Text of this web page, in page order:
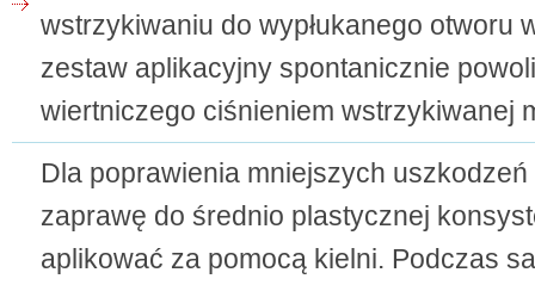
wstrzykiwaniu do wypłukanego otworu
zestaw aplikacyjny spontanicznie
wiertniczego ciśnieniem wstrzykiwanej
Dla poprawienia mniejszych
zaprawę do średnio plastycznej
aplikować za pomocą kielni. Podczas